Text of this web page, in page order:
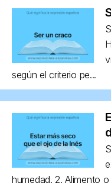
según el criterio pe...
humedad. 2. Alimento